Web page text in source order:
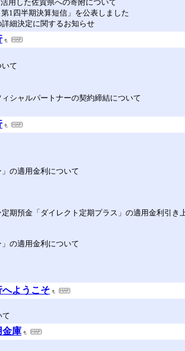
用した佐賀県への寄附について
1四半期決算短信」を公表しました
細決定に関するお知らせ
て
シャルパートナーの契約締結について
」の適用金利について
期預金「ダイレクト定期プラス」の適用金利引き
」の適用金利について
へようこそ
て
金庫